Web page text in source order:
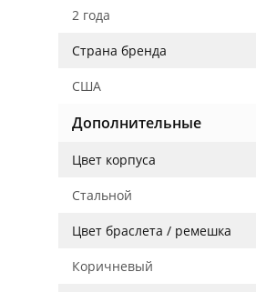
2 года
Страна бренда
США
Дополнительные
Цвет корпуса
Стальной
Цвет браслета / ремешка
Коричневый